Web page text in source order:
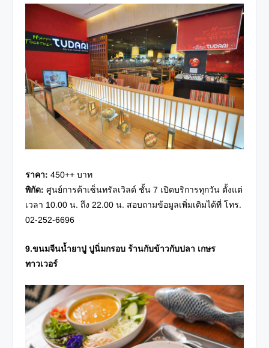
ราคา: 450++ บาท
พิกัด: ศูนย์การค้าเซ็นทรัลเวิลด์ ชั้น 7 เปิดบริการทุกวัน ตั้งแต่
เวลา 10.00 น. ถึง 22.00 น. สอบถามข้อมูลเพิ่มเติมได้ที่ โทร.
02-252-6696
9.ขนมจีนน้ำยาปู ปูนิ่มกรอบ ร้านกับข้าวกับปลา เกษร
ทาวเวอร์